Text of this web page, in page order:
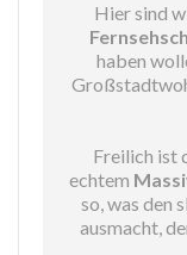
Hier sind
haben
Freilich ist
echtem
so, was den
ausmacht,